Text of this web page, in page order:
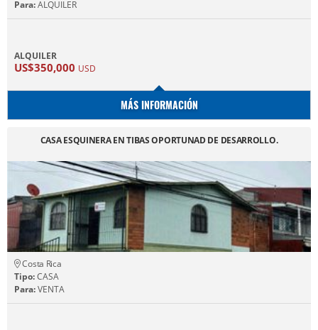
Para:ALQUILER
ALQUILER
US$350,000 USD
MÁS INFORMACIÓN
CASA ESQUINERA EN TIBAS OPORTUNAD DE DESARROLLO.
Costa Rica
Tipo:CASA
Para:VENTA